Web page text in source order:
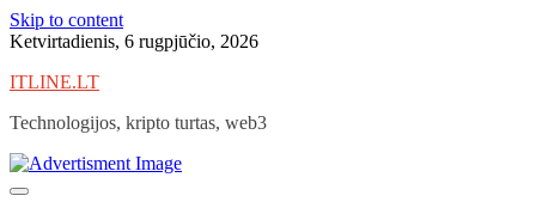
Skip to content
Ketvirtadienis, 6 rugpjūčio, 2026
ITLINE.LT
Technologijos, kripto turtas, web3